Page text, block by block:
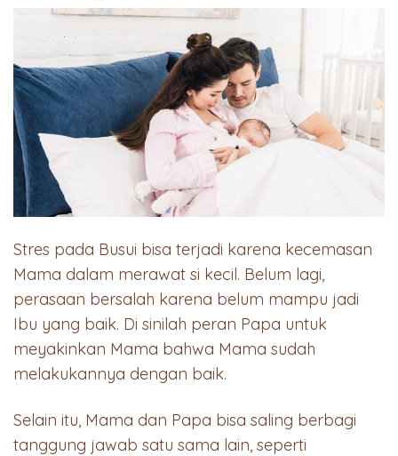
Stres pada Busui bisa terjadi karena kecemasan
Mama dalam merawat si kecil. Belum lagi,
perasaan bersalah karena belum mampu jadi
Ibu yang baik. Di sinilah peran Papa untuk
meyakinkan Mama bahwa Mama sudah
melakukannya dengan baik.
Selain itu, Mama dan Papa bisa saling berbagi
tanggung jawab satu sama lain, seperti